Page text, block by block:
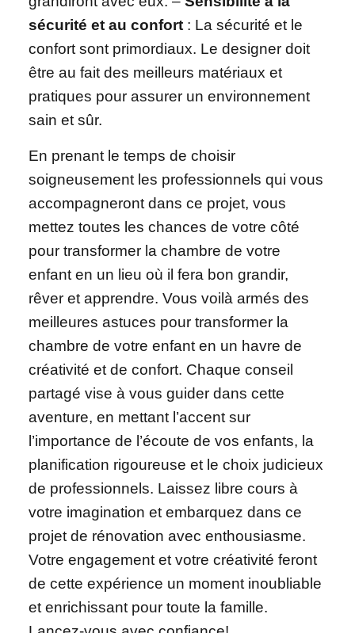
sécurité et au confort : La sécurité et le
confort sont primordiaux. Le designer doit
être au fait des meilleurs matériaux et
pratiques pour assurer un environnement
sain et sûr.
En prenant le temps de choisir
soigneusement les professionnels qui vous
accompagneront dans ce projet, vous
mettez toutes les chances de votre côté
pour transformer la chambre de votre
enfant en un lieu où il fera bon grandir,
rêver et apprendre. Vous voilà armés des
meilleures astuces pour transformer la
chambre de votre enfant en un havre de
créativité et de confort. Chaque conseil
partagé vise à vous guider dans cette
aventure, en mettant l’accent sur
l’importance de l’écoute de vos enfants, la
planification rigoureuse et le choix judicieux
de professionnels. Laissez libre cours à
votre imagination et embarquez dans ce
projet de rénovation avec enthousiasme.
Votre engagement et votre créativité feront
de cette expérience un moment inoubliable
et enrichissant pour toute la famille.